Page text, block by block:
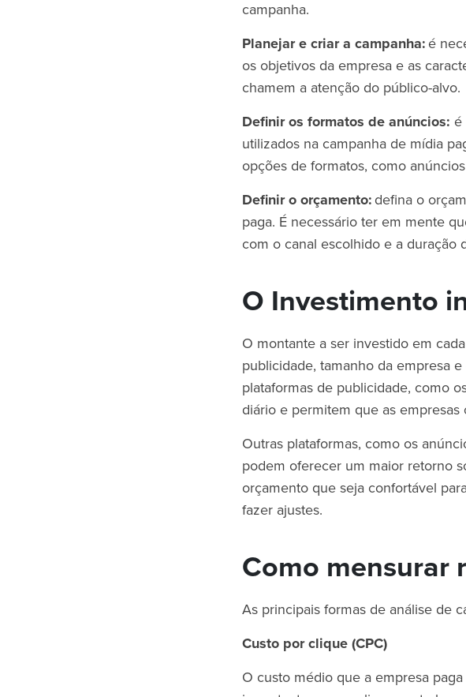
campanha.
Planejar e criar a campanha: é
os objetivos da empresa e as
chamem a atenção do público-alvo.
Definir os formatos de anúncios: é
utilizados na campanha de mídia
opções de formatos, como
Definir o orçamento: defina o
paga. É necessário ter em mente
com o canal escolhido e a duração
O Investimento
O montante a ser investido em
publicidade, tamanho da empresa
plataformas de publicidade, como
diário e permitem que as
Outras plataformas, como os
podem oferecer um maior retorno
orçamento que seja confortável
fazer ajustes.
Como mensurar
As principais formas de análise de
Custo por clique (CPC)
O custo médio que a empresa